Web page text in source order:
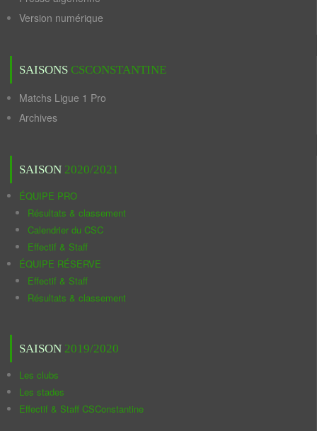
Version numérique
SAISONS CSCONSTANTINE
Matchs Ligue 1 Pro
Archives
SAISON 2020/2021
ÉQUIPE PRO
Résultats & classement
Calendrier du CSC
Effectif & Staff
ÉQUIPE RÉSERVE
Effectif & Staff
Résultats & classement
SAISON 2019/2020
Les clubs
Les stades
Effectif & Staff CSConstantine